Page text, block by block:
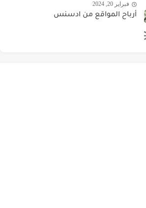
فبراير 20, 2024
أرباح المواقع من ادسنس